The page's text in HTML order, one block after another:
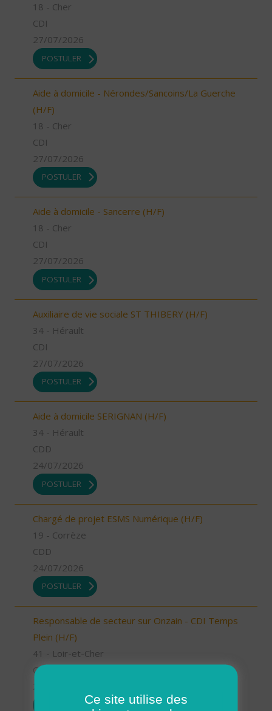
18 - Cher
CDI
27/07/2026
POSTULER
Aide à domicile - Nérondes/Sancoins/La Guerche
(H/F)
18 - Cher
CDI
27/07/2026
POSTULER
Aide à domicile - Sancerre (H/F)
18 - Cher
CDI
27/07/2026
POSTULER
Auxiliaire de vie sociale ST THIBERY (H/F)
34 - Hérault
CDI
27/07/2026
POSTULER
Aide à domicile SERIGNAN (H/F)
34 - Hérault
CDD
24/07/2026
POSTULER
Chargé de projet ESMS Numérique (H/F)
19 - Corrèze
CDD
24/07/2026
POSTULER
Responsable de secteur sur Onzain - CDI Temps
Plein (H/F)
41 - Loir-et-Cher
CDI
Ce site utilise des